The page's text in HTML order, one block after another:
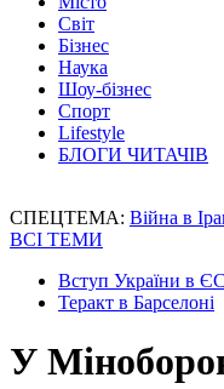
Світ
Бізнес
Наука
Шоу-бізнес
Спорт
Lifestyle
БЛОГИ ЧИТАЧІВ
СПЕЦТЕМА: Війна в
ВСІ ТЕМИ
Вступ України в ЄС
Теракт в Барселоні
У